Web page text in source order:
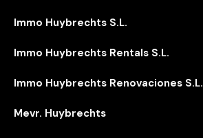
Immo Huybrechts S.L.
Immo Huybrechts Rentals S.L.
Immo Huybrechts Renovaciones S.L.
Mevr. Huybrechts